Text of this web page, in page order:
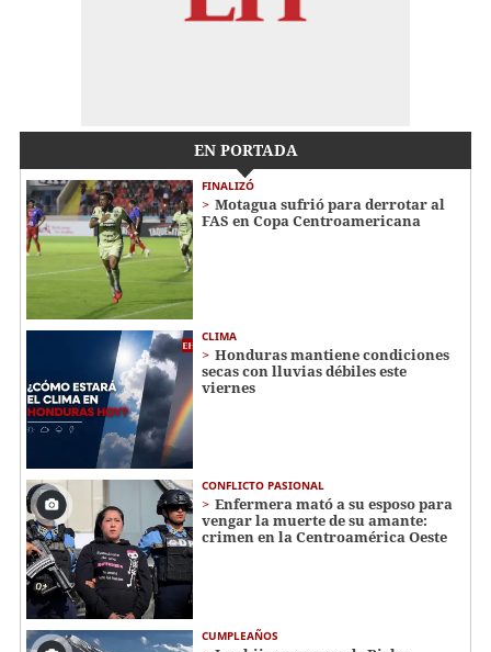
EN PORTADA
FINALIZÓ
Motagua sufrió para derrotar al
FAS en Copa Centroamericana
CLIMA
Honduras mantiene condiciones
secas con lluvias débiles este
viernes
CONFLICTO PASIONAL
Enfermera mató a su esposo para
vengar la muerte de su amante:
crimen en la Centroamérica Oeste
CUMPLEAÑOS